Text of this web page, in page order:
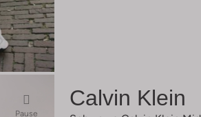
Pause
Calvin Klein